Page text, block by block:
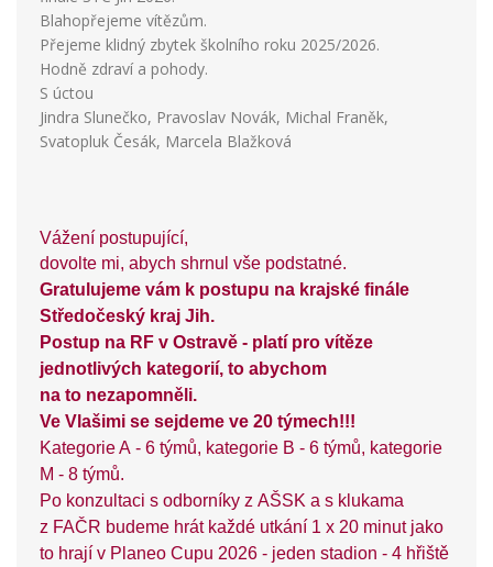
Blahopřejeme vítězům.
Přejeme klidný zbytek školního roku 2025/2026.
Hodně zdraví a pohody.
S úctou
Jindra Slunečko, Pravoslav Novák, Michal Franěk,
Svatopluk Česák, Marcela Blažková
Vážení postupující,
dovolte mi, abych shrnul vše podstatné.
Gratulujeme vám k postupu na krajské finále
Středočeský kraj Jih.
Postup na RF v Ostravě - platí pro vítěze
jednotlivých kategorií, to abychom
na to nezapomněli.
Ve Vlašimi se sejdeme ve 20 týmech!!!
Kategorie A - 6 týmů, kategorie B - 6 týmů, kategorie
M - 8 týmů.
Po konzultaci s odborníky z AŠSK a s klukama
z FAČR budeme hrát každé utkání 1 x 20 minut jako
to hrají v Planeo Cupu 2026 - jeden stadion - 4 hřiště